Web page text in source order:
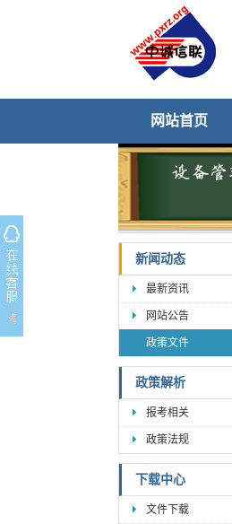
网站首页
新闻动态
最新资讯
网站公告
政策文件
政策解析
报考相关
政策法规
下载中心
文件下载